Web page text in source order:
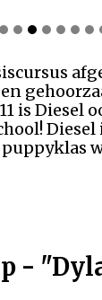
Diesel
-